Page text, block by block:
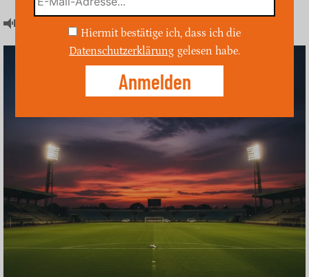
Hiermit bestätige ich, dass ich die
Datenschutzerklärung gelesen habe.